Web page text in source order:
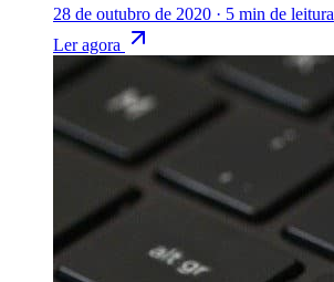
28 de outubro de 2020 · 5 min de leitura
Ler agora